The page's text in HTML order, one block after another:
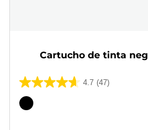
Cartucho de tinta
4.7 (47)
4.7
de
Cartucho